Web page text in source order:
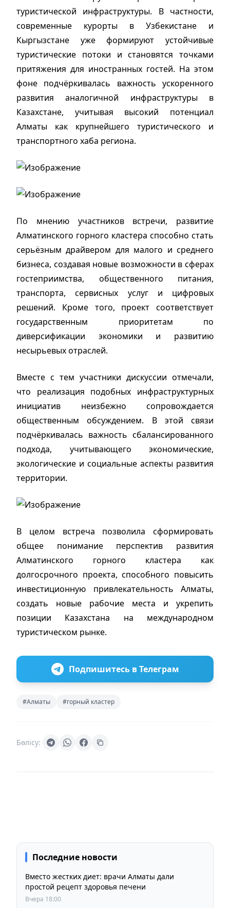
туристической инфраструктуры. В частности,
современные курорты в Узбекистане и
Кыргызстане уже формируют устойчивые
туристические потоки и становятся точками
притяжения для иностранных гостей. На этом
фоне подчёркивалась важность ускоренного
развития аналогичной инфраструктуры в
Казахстане, учитывая высокий потенциал
Алматы как крупнейшего туристического и
транспортного хаба региона.
По мнению участников встречи, развитие
Алматинского горного кластера способно стать
серьёзным драйвером для малого и среднего
бизнеса, создавая новые возможности в сферах
гостеприимства, общественного питания,
транспорта, сервисных услуг и цифровых
решений. Кроме того, проект соответствует
государственным приоритетам по
диверсификации экономики и развитию
несырьевых отраслей.
Вместе с тем участники дискуссии отмечали,
что реализация подобных инфраструктурных
инициатив неизбежно сопровождается
общественным обсуждением. В этой связи
подчёркивалась важность сбалансированного
подхода, учитывающего экономические,
экологические и социальные аспекты развития
территории.
В целом встреча позволила сформировать
общее понимание перспектив развития
Алматинского горного кластера как
долгосрочного проекта, способного повысить
инвестиционную привлекательность Алматы,
создать новые рабочие места и укрепить
позиции Казахстана на международном
туристическом рынке.
Подпишитесь в Телеграм
#Алматы #горный кластер
Бөлісу:
Последние новости
Вместо жестких диет: врачи Алматы дали
Вчера 18:00